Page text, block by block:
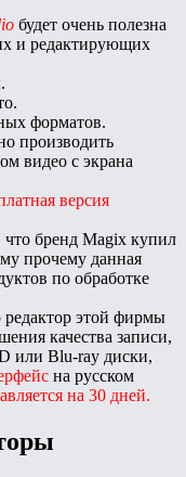
будет очень полезна
и редактирующих
форматов.
производить
видео с экрана
версия
бренд Magix купил
прочему данная
по обработке
этой фирмы
качества записи,
или Blu-ray диски,
на русском
на 30 дней.